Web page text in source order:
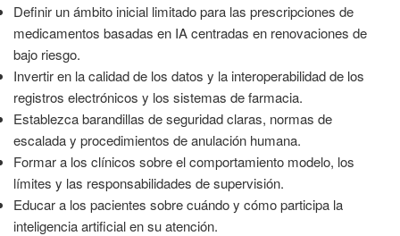
Definir un ámbito inicial limitado para las prescripciones de
medicamentos basadas en IA centradas en renovaciones de
bajo riesgo.
Invertir en la calidad de los datos y la interoperabilidad de los
registros electrónicos y los sistemas de farmacia.
Establezca barandillas de seguridad claras, normas de
escalada y procedimientos de anulación humana.
Formar a los clínicos sobre el comportamiento modelo, los
límites y las responsabilidades de supervisión.
Educar a los pacientes sobre cuándo y cómo participa la
inteligencia artificial en su atención.